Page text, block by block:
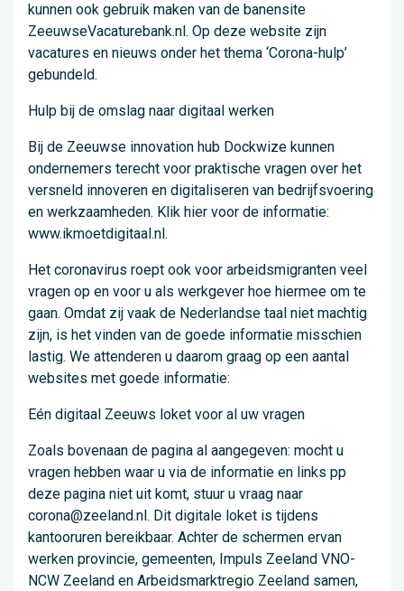
kunnen ook gebruik maken van de banensite
ZeeuwseVacaturebank.nl. Op deze website zijn
vacatures en nieuws onder het thema ‘Corona-hulp’
gebundeld.
Hulp bij de omslag naar digitaal werken
Bij de Zeeuwse innovation hub Dockwize kunnen
ondernemers terecht voor praktische vragen over het
versneld innoveren en digitaliseren van bedrijfsvoering
en werkzaamheden. Klik hier voor de informatie:
www.ikmoetdigitaal.nl.
Het coronavirus roept ook voor arbeidsmigranten veel
vragen op en voor u als werkgever hoe hiermee om te
gaan. Omdat zij vaak de Nederlandse taal niet machtig
zijn, is het vinden van de goede informatie misschien
lastig. We attenderen u daarom graag op een aantal
websites met goede informatie:
Eén digitaal Zeeuws loket voor al uw vragen
Zoals bovenaan de pagina al aangegeven: mocht u
vragen hebben waar u via de informatie en links pp
deze pagina niet uit komt, stuur u vraag naar
corona@zeeland.nl. Dit digitale loket is tijdens
kantooruren bereikbaar. Achter de schermen ervan
werken provincie, gemeenten, Impuls Zeeland VNO-
NCW Zeeland en Arbeidsmarktregio Zeeland samen,